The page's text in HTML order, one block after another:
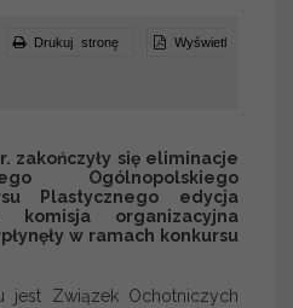
Drukuj stronę Wyświetl
zakończyły się eliminacje
Ogólnopolskiego
Plastycznego edycja
komisja organizacyjna
w ramach konkursu
jest Związek Ochotniczych